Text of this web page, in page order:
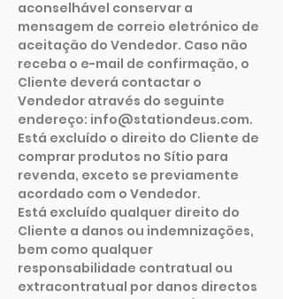
aconselhável conservar a
mensagem de correio eletrónico de
aceitação do Vendedor. Caso não
receba o e-mail de confirmação, o
Cliente deverá contactar o
Vendedor através do seguinte
endereço: info@stationdeus.com.
Está excluído o direito do Cliente de
comprar produtos no Sítio para
revenda, exceto se previamente
acordado com o Vendedor.
Está excluído qualquer direito do
Cliente a danos ou indemnizações,
bem como qualquer
responsabilidade contratual ou
extracontratual por danos directos